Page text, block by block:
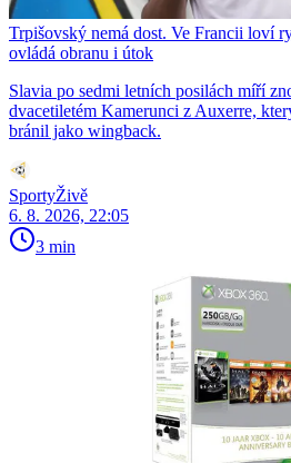
Trpišovský nemá dost. Ve Francii loví
ovládá obranu i útok
Slavia po sedmi letních posilách míří
dvacetiletém Kamerunci z Auxerre,
bránil jako wingback.
SportyŽivě
6. 8. 2026, 22:05
3 min